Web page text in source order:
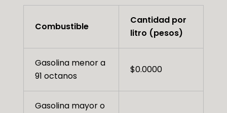
Combustible
Cantidad por
litro (pesos)
Gasolina menor a
91 octanos
$0.0000
Gasolina mayor o